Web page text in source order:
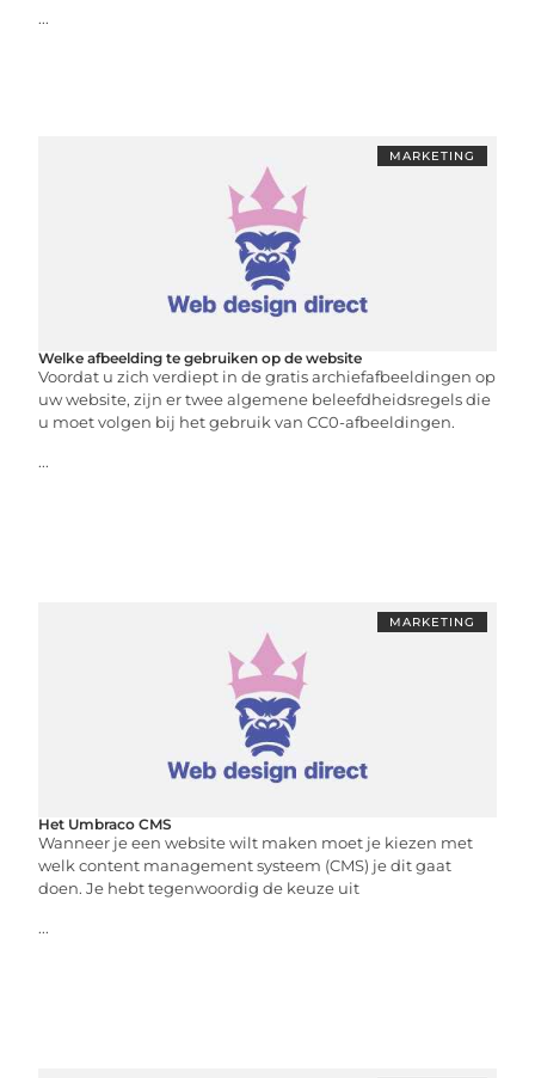
...
MARKETING
Welke afbeelding te gebruiken op de website
Voordat u zich verdiept in de gratis archiefafbeeldingen op
uw website, zijn er twee algemene beleefdheidsregels die
u moet volgen bij het gebruik van CC0-afbeeldingen.
...
MARKETING
Het Umbraco CMS
Wanneer je een website wilt maken moet je kiezen met
welk content management systeem (CMS) je dit gaat
doen. Je hebt tegenwoordig de keuze uit
...